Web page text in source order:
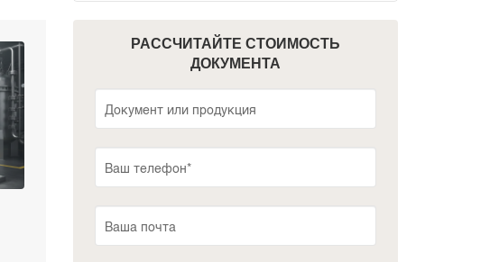
РАССЧИТАЙТЕ СТОИМОСТЬ
ДОКУМЕНТА